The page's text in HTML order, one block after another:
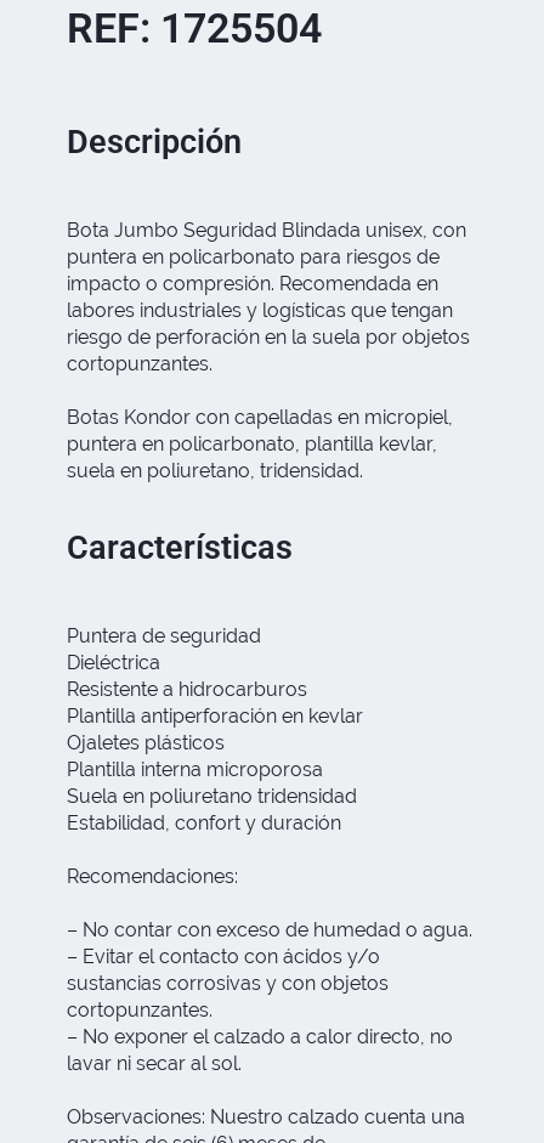
REF: 1725504
Descripción
Bota Jumbo Seguridad Blindada unisex, con
puntera en policarbonato para riesgos de
impacto o compresión. Recomendada en
labores industriales y logísticas que tengan
riesgo de perforación en la suela por objetos
cortopunzantes.
Botas Kondor con capelladas en micropiel,
puntera en policarbonato, plantilla kevlar,
suela en poliuretano, tridensidad.
Características
Puntera de seguridad
Dieléctrica
Resistente a hidrocarburos
Plantilla antiperforación en kevlar
Ojaletes plásticos
Plantilla interna microporosa
Suela en poliuretano tridensidad
Estabilidad, confort y duración
Recomendaciones:
– No contar con exceso de humedad o agua.
– Evitar el contacto con ácidos y/o
sustancias corrosivas y con objetos
cortopunzantes.
– No exponer el calzado a calor directo, no
lavar ni secar al sol.
Observaciones: Nuestro calzado cuenta una